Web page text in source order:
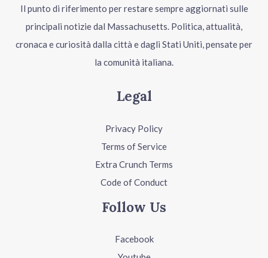
Il punto di riferimento per restare sempre aggiornati sulle
principali notizie dal Massachusetts. Politica, attualità,
cronaca e curiosità dalla città e dagli Stati Uniti, pensate per
la comunità italiana.
Legal
Privacy Policy
Terms of Service
Extra Crunch Terms
Code of Conduct
Follow Us
Facebook